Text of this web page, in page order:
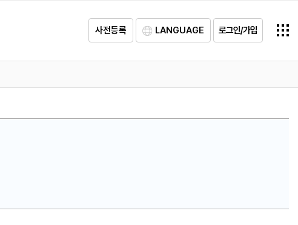
사전등록 LANGUAGE 로그인/가입